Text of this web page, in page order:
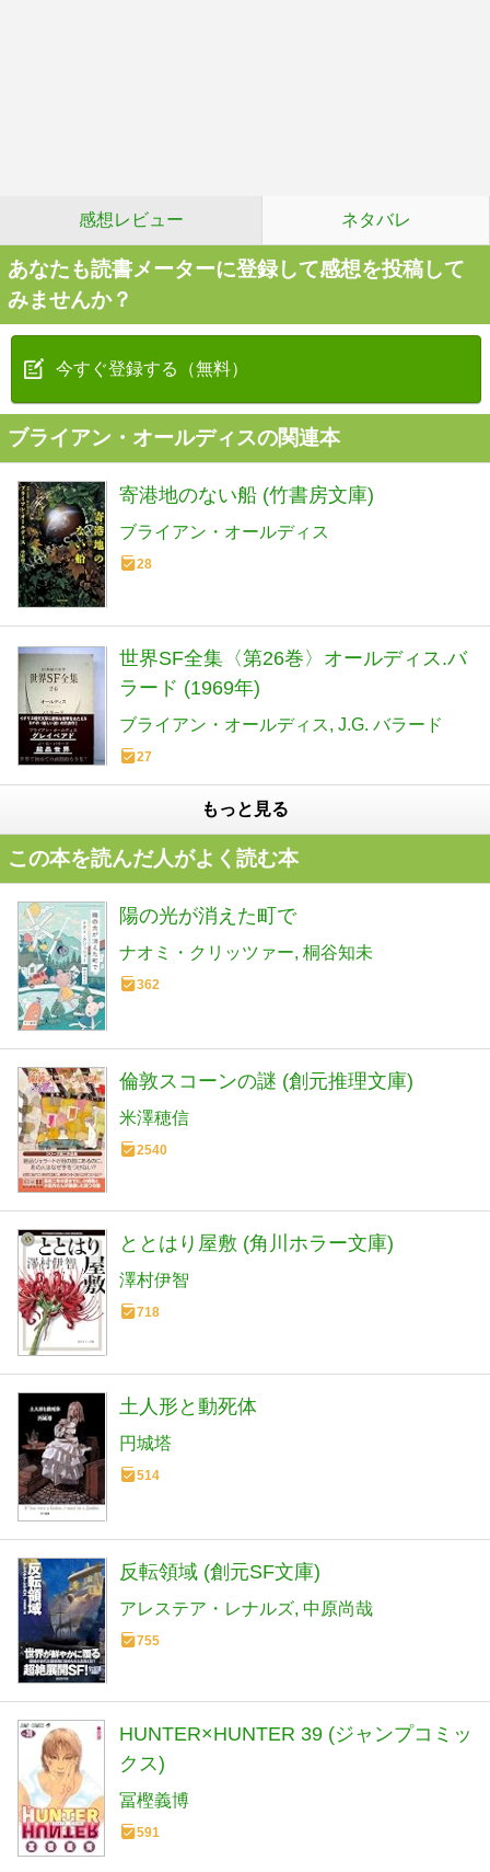
感想レビュー ネタバレ
あなたも読書メーターに登録して感想を投稿して
みませんか？
今すぐ登録する（無料）
ブライアン・オールディスの関連本
寄港地のない船 (竹書房文庫)
ブライアン・オールディス
28
世界SF全集〈第26巻〉オールディス.バ
ラード (1969年)
ブライアン・オールディス J.G. バラード
27
もっと見る
この本を読んだ人がよく読む本
陽の光が消えた町で
ナオミ・クリッツァー 桐谷知未
362
倫敦スコーンの謎 (創元推理文庫)
米澤穂信
2540
ととはり屋敷 (角川ホラー文庫)
澤村伊智
718
土人形と動死体
円城塔
514
反転領域 (創元SF文庫)
アレステア・レナルズ 中原尚哉
755
HUNTER×HUNTER 39 (ジャンプコミッ
クス)
冨樫義博
591